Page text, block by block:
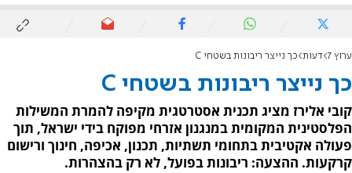
ערוץ 7 דעות כך נייצר ריבונות בשטחי C
כך נייצר ריבונות בשטחי C
קובי אלירז מציג תכנית אסטרטגית מקיפה להמרת המשילות
הפלסטינית המקומית במנגנון אזרחי מפוקח בידי ישראל, תוך
פעולה אקטיבית בתחומי תשתיות, תכנון, אכיפה, חינוך ורישום
קרקעות. ההצעה: ריבונות בפועל, לא רק בהצהרות.